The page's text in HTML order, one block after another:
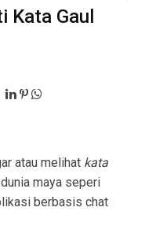
Kata Gaul
atau melihat kata
maya seperi
berbasis chat